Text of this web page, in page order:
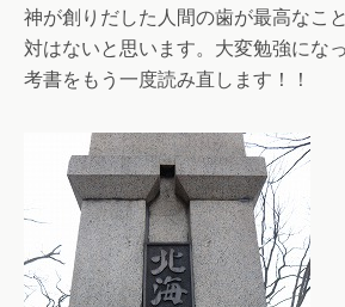
神が創りだした人間の歯が最高なこ
対はないと思います。大変勉強にな
考書をもう一度読み直します！！